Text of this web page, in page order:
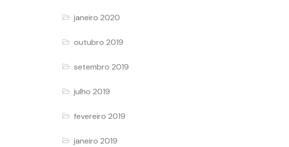
janeiro 2020
outubro 2019
setembro 2019
julho 2019
fevereiro 2019
janeiro 2019